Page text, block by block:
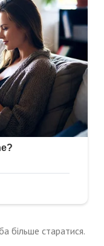
більше старатися.